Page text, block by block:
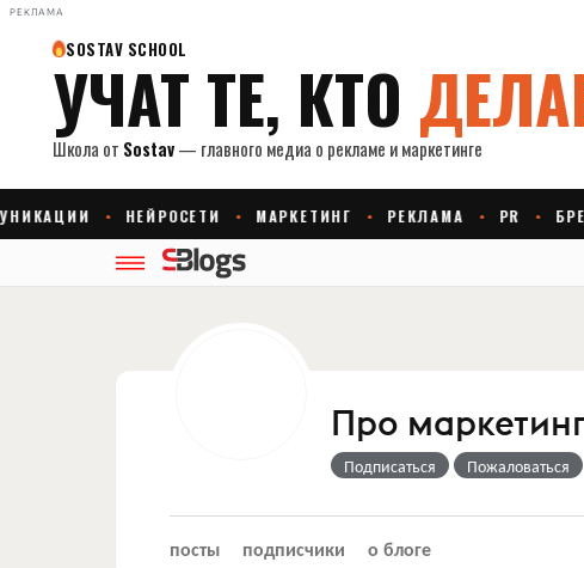
РЕКЛАМА
Про
Подписаться Пожаловаться
посты подписчики о блоге